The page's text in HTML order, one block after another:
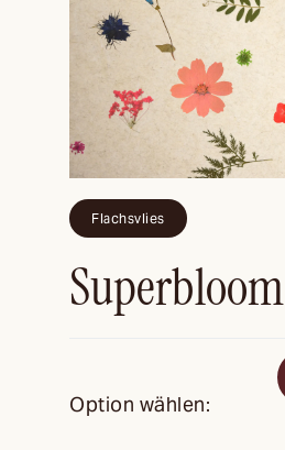
Flachsvlies
Superbloom
Option wählen: